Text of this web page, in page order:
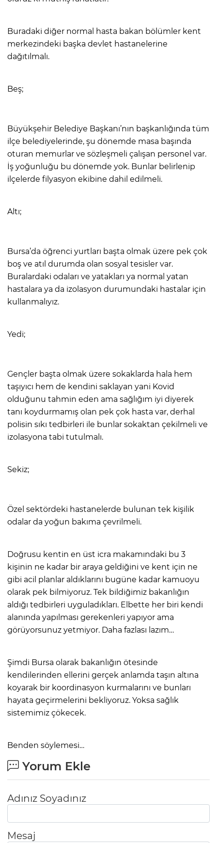
Buradaki diğer normal hasta bakan bölümler kent
merkezindeki başka devlet hastanelerine
dağıtılmalı.
Beş;
Büyükşehir Belediye Başkanı’nın başkanlığında tüm
ilçe belediyelerinde, şu dönemde masa başında
oturan memurlar ve sözleşmeli çalışan personel var.
İş yoğunluğu bu dönemde yok. Bunlar belirlenip
ilçelerde filyasyon ekibine dahil edilmeli.
Altı;
Bursa’da öğrenci yurtları başta olmak üzere pek çok
boş ve atıl durumda olan sosyal tesisler var.
Buralardaki odaları ve yatakları ya normal yatan
hastalara ya da izolasyon durumundaki hastalar için
kullanmalıyız.
Yedi;
Gençler başta olmak üzere sokaklarda hala hem
taşıyıcı hem de kendini saklayan yani Kovid
olduğunu tahmin eden ama sağlığım iyi diyerek
tanı koydurmamış olan pek çok hasta var, derhal
polisin sıkı tedbirleri ile bunlar sokaktan çekilmeli ve
izolasyona tabi tutulmalı.
Sekiz;
Özel sektördeki hastanelerde bulunan tek kişilik
odalar da yoğun bakıma çevrilmeli.
Doğrusu kentin en üst icra makamındaki bu 3
kişinin ne kadar bir araya geldiğini ve kent için ne
gibi acil planlar aldıklarını bugüne kadar kamuoyu
olarak pek bilmiyoruz. Tek bildiğimiz bakanlığın
aldığı tedbirleri uyguladıkları. Elbette her biri kendi
alanında yapılması gerekenleri yapıyor ama
görüyorsunuz yetmiyor. Daha fazlası lazım…
Şimdi Bursa olarak bakanlığın ötesinde
kendilerinden ellerini gerçek anlamda taşın altına
koyarak bir koordinasyon kurmalarını ve bunları
hayata geçirmelerini bekliyoruz. Yoksa sağlık
sistemimiz çökecek.
Benden söylemesi…
Yorum Ekle
Adınız Soyadınız
Mesaj